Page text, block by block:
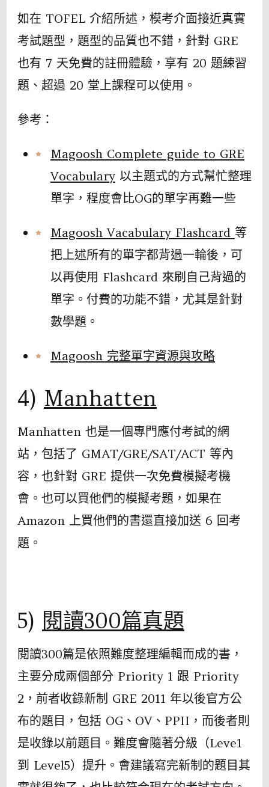
如在 TOFEL 介紹所述，模考介面接近真實
考試題型，題型的品質也不錯，針對 GRE
也有 7 天免費的註冊體驗，享有 20 題練習
題、超過 20 堂上課程可以使用。
參考：
Magoosh Complete guide to GRE
Vocabulary以主題式的方式幫忙整理
單字，程度會比OG的單字再難一些
Magoosh Vacabulary Flashcard 等
把上述所有的單字都背過一輪後，可
以再使用 Flashcard 來刷自己背過的
單字。付費的功能不錯，尤其是針對
數學題。
Magoosh 完整單字資源與攻略
4) Manhatten
Manhatten 也是一個專門應付考試的網
站，包括了 GMAT/GRE/SAT/ACT 等內
容，也針對 GRE 提供一次免費模擬考機
會。也可以買他們的模擬考題，如果在
Amazon 上買他們的書還直接加送 6 回考
題。
5) 閱讀300篇真題
閱讀300篇是依照難度整理編輯而成的書，
主要分成兩個部分 Priority 1 跟 Priority
2，前者收錄新制 GRE 2011 年以後官方公
布的題目，包括 OG、OV、PPII，而後者則
是收錄以前題目。難度會隨著分級（Leve1
到 Level5）提升。會建議寫完新制的題目其